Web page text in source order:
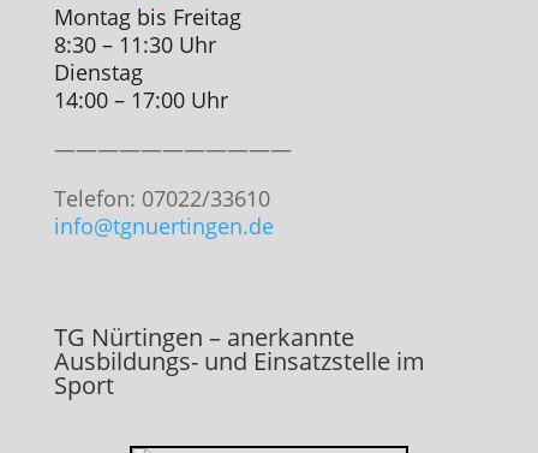
Montag bis Freitag
8:30 – 11:30 Uhr
Dienstag
14:00 – 17:00 Uhr
———————————
Telefon: 07022/33610
info@tgnuertingen.de
TG Nürtingen – anerkannte
Ausbildungs- und Einsatzstelle im
Sport